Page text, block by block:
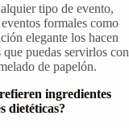
tipo de evento,
formales como
elegante los hacen
puedas servirlos con
de papelón.
ingredientes
dietéticas?